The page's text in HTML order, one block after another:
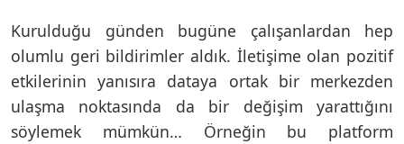
Kurulduğu günden bugüne çalışanlardan hep
olumlu geri bildirimler aldık. İletişime olan pozitif
etkilerinin yanısıra dataya ortak bir merkezden
ulaşma noktasında da bir değişim yarattığını
söylemek mümkün… Örneğin bu platform